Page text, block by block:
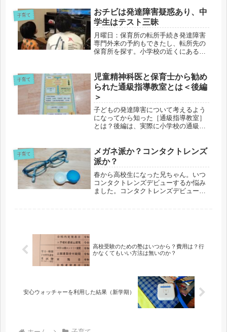
子育て
おチビは発達障害疑惑あり、中
学生はテスト三昧
月曜日：保育所の転所手続き発達障害
専門外来の予約もできたし、転所先の
保育所を探す。小学校の近くにある公
続きは・・・入所手続きと書類は...
子育て
児童精神科医と保育士から勧め
られた通級指導教室とは＜後編
＞
子どもの発達障害について考えるよう
になってから知った［通級指導教室］
とは？後編は、実際に小学校の通級指
『百聞は一見に如かず』教室の様...
子育て
メガネ派か？コンタクトレンズ
派か？
春から高校生になった兄ちゃん。いつ
コンタクトレンズデビューするか悩み
ました。コンタクトレンズデビューの
高校受験のための塾はいつから？費用は？行
かなくてもいい方法は無いのか？
安心ウォッチャーを利用した結果（新学期）